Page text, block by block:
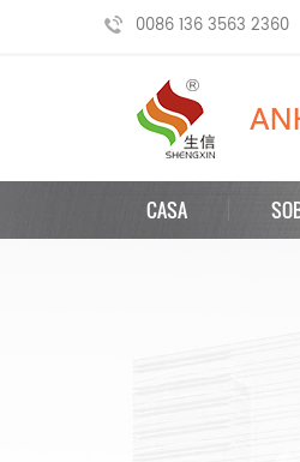
0086 136 3563 2360
CASA